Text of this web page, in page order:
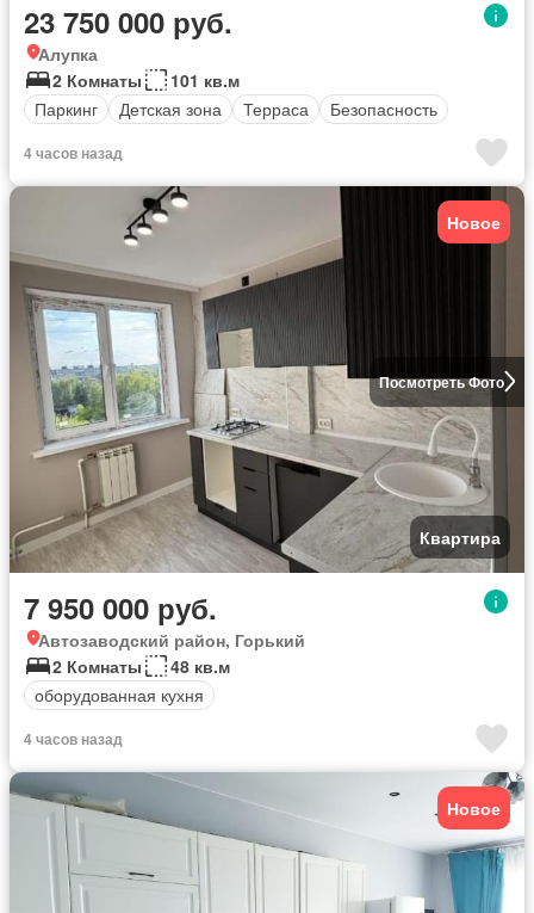
23 750 000 руб.
Алупка
2 Комнаты
101 кв.м
Паркинг
Детская зона Терраса Безопасность
4 часов назад
Посмотреть Фото
Новое
Квартира
7 950 000 руб.
Автозаводский район, Горький
2 Комнаты
48 кв.м
оборудованная кухня
4 часов назад
Новое